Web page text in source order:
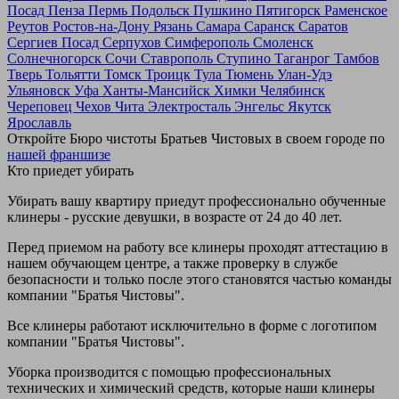
Посад Пенза Пермь Подольск Пушкино Пятигорск Раменское
Реутов Ростов-на-Дону Рязань Самара Саранск Саратов
Сергиев Посад Серпухов Симферополь Смоленск
Солнечногорск Сочи Ставрополь Ступино Таганрог Тамбов
Тверь Тольятти Томск Троицк Тула Тюмень Улан-Удэ
Ульяновск Уфа Ханты-Мансийск Химки Челябинск
Череповец Чехов Чита Электросталь Энгельс Якутск
Ярославль
Откройте Бюро чистоты Братьев Чистовых в своем городе по
нашей франшизе
Кто приедет убирать
Убирать вашу квартиру приедут профессионально обученные
клинеры - русские девушки, в возрасте от 24 до 40 лет.
Перед приемом на работу все клинеры проходят аттестацию в
нашем обучающем центре, а также проверку в службе
безопасности и только после этого становятся частью команды
компании "Братья Чистовы".
Все клинеры работают исключительно в форме с логотипом
компании "Братья Чистовы".
Уборка производится с помощью профессиональных
технических и химический средств, которые наши клинеры